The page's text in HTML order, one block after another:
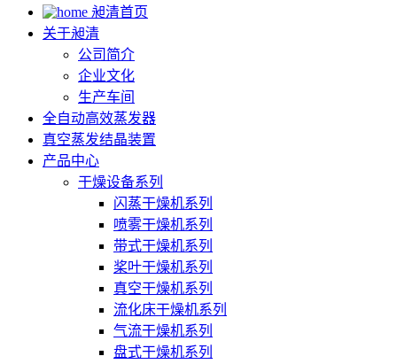
昶清首页
关于昶清
公司简介
企业文化
生产车间
全自动高效蒸发器
真空蒸发结晶装置
产品中心
干燥设备系列
闪蒸干燥机系列
喷雾干燥机系列
带式干燥机系列
桨叶干燥机系列
真空干燥机系列
流化床干燥机系列
气流干燥机系列
盘式干燥机系列